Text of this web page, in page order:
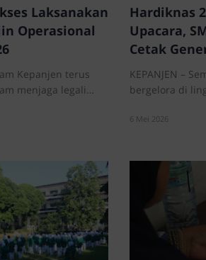
Laksanakan
Operasional
menjaga legali…
Hardiknas
Upacara,
Cetak
Teknologi!
KEPANJEN – Semangat Ki Hadjar Dewantara kembali
bergelora di
6 Mei 2026